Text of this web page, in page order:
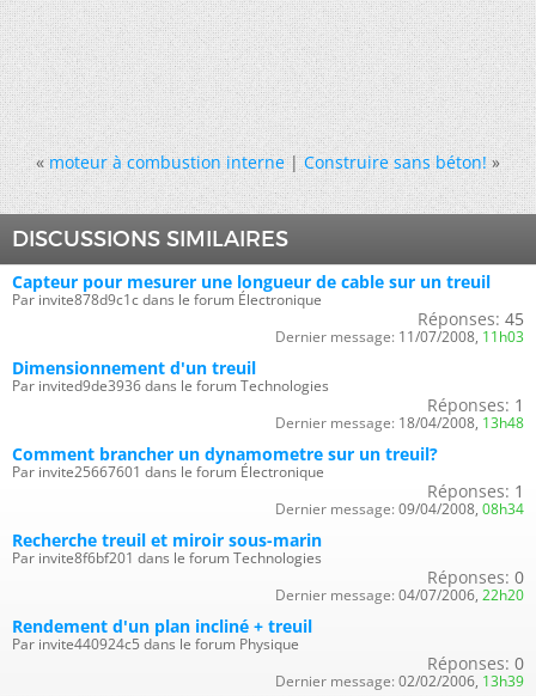
« moteur à combustion interne|Construire sans béton! »
DISCUSSIONS SIMILAIRES
Capteur pour mesurer une longueur de cable sur un treuil
Par invite878d9c1c dans le forum Électronique
Réponses: 45
Dernier message: 11/07/2008, 11h03
Dimensionnement d'un treuil
Par invited9de3936 dans le forum Technologies
Réponses: 1
Dernier message: 18/04/2008, 13h48
Comment brancher un dynamometre sur un treuil?
Par invite25667601 dans le forum Électronique
Réponses: 1
Dernier message: 09/04/2008, 08h34
Recherche treuil et miroir sous-marin
Par invite8f6bf201 dans le forum Technologies
Réponses: 0
Dernier message: 04/07/2006, 22h20
Rendement d'un plan incliné + treuil
Par invite440924c5 dans le forum Physique
Réponses: 0
Dernier message: 02/02/2006, 13h39